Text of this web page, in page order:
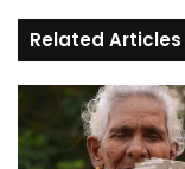
Related Articles